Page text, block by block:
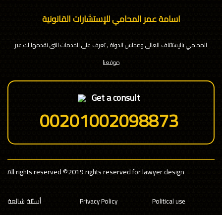
اسامة عمر المحامي للإستشارات القانونية
المحامي بالإستئناف العالى ومجلس الدولة , تعرف على الخدمات التى نقدمها لك عبر
موقعنا
Get a consult
00201002098873
All rights reserved©2019 rights reserved for lawyer design
أسئلة شائعة Privacy Policy Political use